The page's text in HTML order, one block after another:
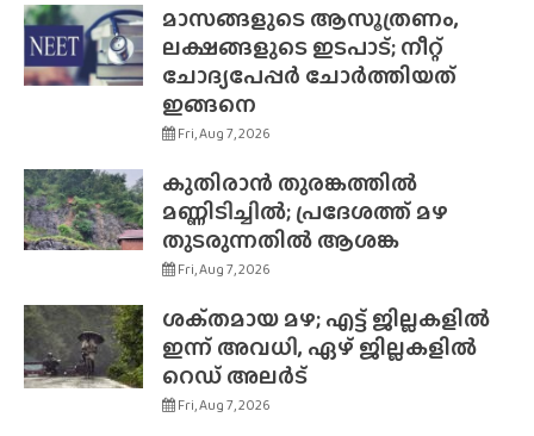
മാസങ്ങളുടെ ആസൂത്രണം,
ലക്ഷങ്ങളുടെ ഇടപാട്; നീറ്റ്
ചോദ്യപേപ്പർ ചോർത്തിയത്
ഇങ്ങനെ
Fri, Aug 7, 2026
കുതിരാൻ തുരങ്കത്തിൽ
മണ്ണിടിച്ചിൽ; പ്രദേശത്ത് മഴ
തുടരുന്നതിൽ ആശങ്ക
Fri, Aug 7, 2026
ശക്‌തമായ മഴ; എട്ട് ജില്ലകളിൽ
ഇന്ന് അവധി, ഏഴ് ജില്ലകളിൽ
റെഡ് അലർട്
Fri, Aug 7, 2026